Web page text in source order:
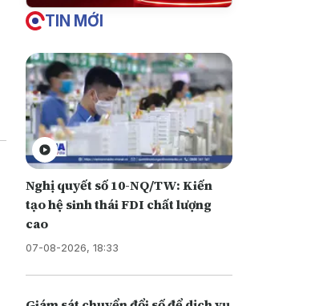
TIN MỚI
Nghị quyết số 10-NQ/TW: Kiến
tạo hệ sinh thái FDI chất lượng
cao
07-08-2026, 18:33